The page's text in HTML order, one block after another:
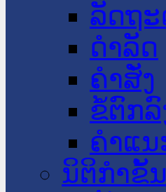
ລັດຖະ
ດໍາລັດ
ຄໍາສັ່ງ
ຂໍ້ຕົກລົ
ຄໍາແນ
ນິຕິກໍາຂັ້